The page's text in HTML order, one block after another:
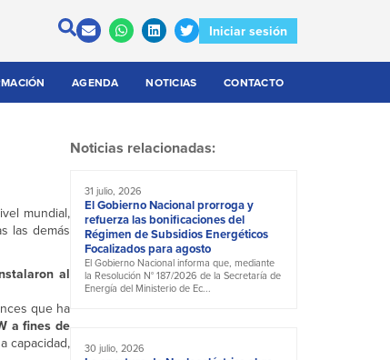
Iniciar sesión
AGENDA NOTICIAS CONTACTO
mundial,
las demás
al
que ha
a fines de
capacidad,
Noticias relacionadas:
31 julio, 2026
El Gobierno Nacional prorroga y
refuerza las bonificaciones del
Régimen de Subsidios Energéticos
Focalizados para agosto
El Gobierno Nacional informa que, mediante
la Resolución N° 187/2026 de la Secretaría de
Energía del Ministerio de Ec...
30 julio, 2026